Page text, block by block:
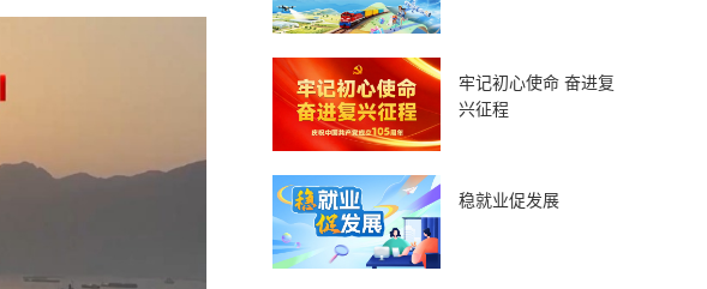
牢记初心使命 奋进复
兴征程
稳就业促发展